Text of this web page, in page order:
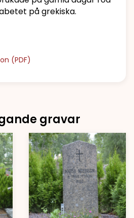
på grekiska.
(PDF)
gravar